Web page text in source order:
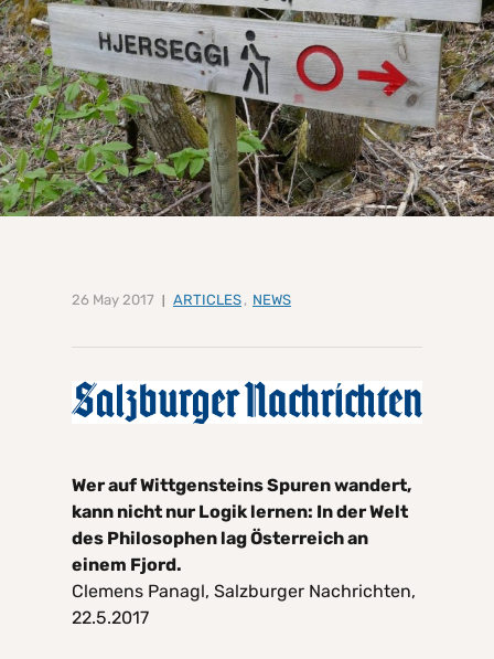
26 May 2017 ARTICLES , NEWS
Wer auf Wittgensteins Spuren wandert,
kann nicht nur Logik lernen: In der Welt
des Philosophen lag Österreich an
einem Fjord.
Clemens Panagl, Salzburger Nachrichten,
22.5.2017